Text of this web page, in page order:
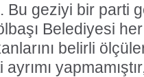
Bu geziyi bir parti
Belediyesi
belirli